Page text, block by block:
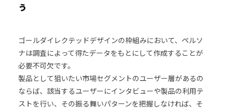
う
ゴールダイレクテッドデザインの枠組みにおいて、ペルソ
ナは調査によって得たデータをもとにして作成することが
必要不可欠です。
製品として狙いたい市場セグメントのユーザー層があるの
ならば、該当するユーザーにインタビューや製品の利用テ
ストを行い、その振る舞いパターンを把握しなければ、そ